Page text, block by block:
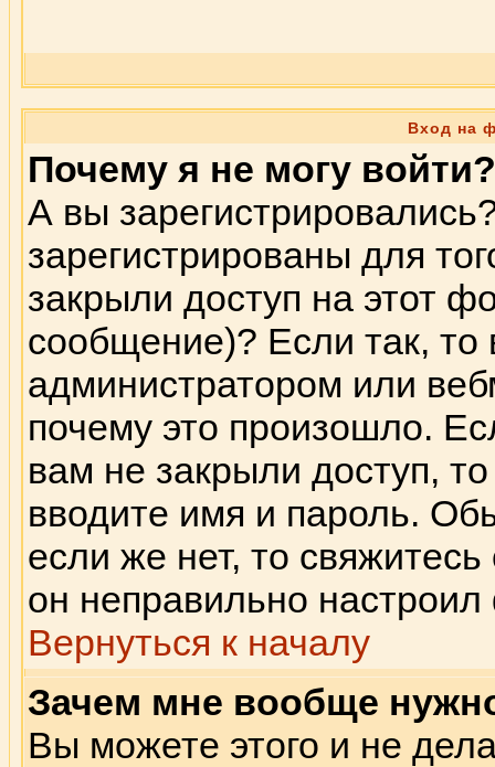
Вход на
Почему я не могу войти?
А вы
зарегистрированы для
закрыли доступ на этот
сообщение)? Если так, то
администратором или
почему это произошло.
вам не закрыли доступ,
вводите имя и пароль.
если же нет, то
он неправильно
Вернуться к началу
Зачем мне вообще
Вы можете этого и не